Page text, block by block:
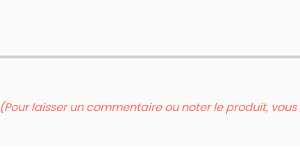
(Pour laisser un commentaire ou noter le produit,